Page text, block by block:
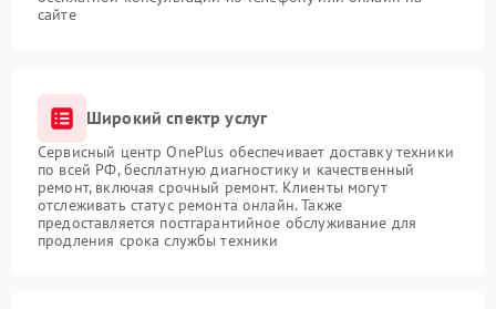
сайте
Широкий спектр услуг
Сервисный центр OnePlus обеспечивает доставку техники
по всей РФ, бесплатную диагностику и качественный
ремонт, включая срочный ремонт. Клиенты могут
отслеживать статус ремонта онлайн. Также
предоставляется постгарантийное обслуживание для
продления срока службы техники